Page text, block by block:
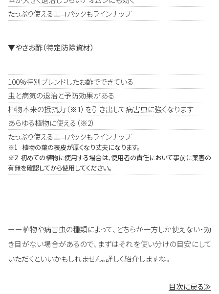
たっぷり使えるエコパックもラインナップ
▼やさお酢（特定防除資材）
100%特別ブレンドしたお酢でできている
虫と病気の退治と予防効果がある
植物本来の抵抗力（※1）を引き出して病害虫に強くなります
あらゆる植物に使える（※2）
たっぷり使えるエコパックもラインナップ
※1 植物の葉の表皮が厚くなり丈夫になります。
※2 初めての植物に使用する場合は、使用者の責任において事前に薬害の
有無を確認してから使用してください。
ーー植物や病害虫の種類によって、どちらか一方しか使えない・効
き目がない場合があるので、まずはそれを使い分けの目安にして
いただくといいかもしれません。詳しく紹介しますね。
目次に戻る≫